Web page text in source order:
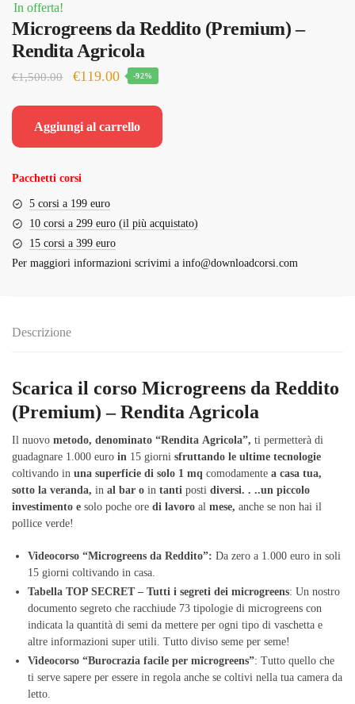
In offerta!
Microgreens da Reddito (Premium) –
Rendita Agricola
€1,500.00
Il
originale
€119.00Il
attuale
-92%
Aggiungi al carrello
Pacchetti corsi
5 corsi a 199 euro
10 corsi a 299 euro (il più acquistato)
15 corsi a 399 euro
Per maggiori informazioni scrivimi a info@downloadcorsi.com
Descrizione
Scarica il corso Microgreens da Reddito
(Premium) – Rendita Agricola
Il nuovo metodo, denominato “Rendita Agricola”, ti permetterà di
guadagnare 1.000 euro in 15 giorni sfruttando le ultime tecnologie
coltivando in una superficie di solo 1 mq comodamente a casa tua,
sotto la veranda, in al bar o in tanti posti diversi. . ..un piccolo
investimento e solo poche ore di lavoro al mese, anche se non hai il
pollice verde!
Videocorso “Microgreens da Reddito”: Da zero a 1.000 euro in soli
15 giorni coltivando in casa.
Tabella TOP SECRET – Tutti i segreti dei microgreens: Un nostro
documento segreto che racchiude 73 tipologie di microgreens con
indicata la quantità di semi da mettere per ogni tipo di vaschetta e
altre informazioni super utili. Tutto diviso seme per seme!
Videocorso “Burocrazia facile per microgreens”: Tutto quello che
ti serve sapere per essere in regola anche se coltivi nella tua camera da
letto.